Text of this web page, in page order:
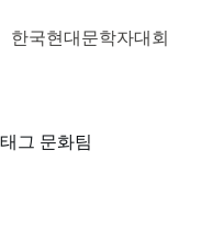
문
뛰
한국현대문학자대회
태그 문화팀